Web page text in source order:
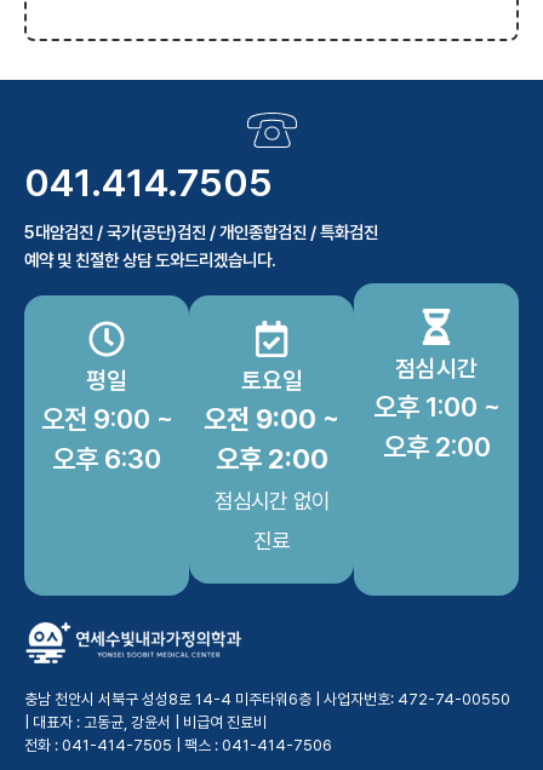
041.414.7505
5대암검진 / 국가(공단)검진 / 개인종합검진 / 특화검진
예약 및 친절한 상담 도와드리겠습니다.
평일
오전 9:00 ~
오후 6:30
토요일
오전 9:00 ~
오후 2:00
점심시간 없이
진료
점심시간
오후 1:00 ~
오후 2:00
충남 천안시 서북구 성성8로 14-4 미주타워6층 | 사업자번호: 472-74-00550
| 대표자 : 고동균, 강윤서 | 비급여 진료비
전화 : 041-414-7505 | 팩스 : 041-414-7506